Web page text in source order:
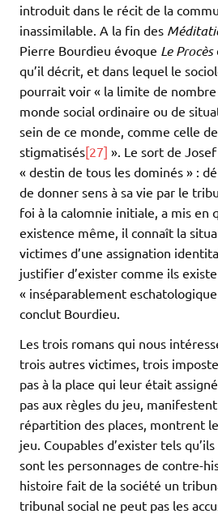
introduit dans le récit de la
inassimilable. A la fin des
Pierre Bourdieu évoque Le Procès
qu’il décrit, et dans lequel le
pourrait voir « la limite de
monde social ordinaire ou de
sein de ce monde, comme celle
stigmatisés[27] ». Le sort de
« destin de tous les dominés » :
de donner sens à sa vie par le
foi à la calomnie initiale, a mis en
existence même, il connaît la
victimes d’une assignation
justifier d’exister comme ils
« inséparablement
conclut Bourdieu.
Les trois romans qui nous
trois autres victimes, trois
pas à la place qui leur était
pas aux règles du jeu,
répartition des places, montrent
jeu. Coupables d’exister tels
sont les personnages de contre-
histoire fait de la société un
tribunal social ne peut pas les